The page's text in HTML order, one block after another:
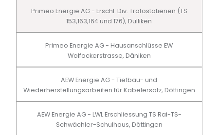
Primeo Energie AG - Erschl. Div. Trafostatienen (TS
153,163,164 und 176), Dulliken
Primeo Energie AG - Hausanschlüsse EW
Wolfackerstrasse, Däniken
AEW Energie AG - Tiefbau- und
Wiederherstellungsarbeiten für Kabelersatz, Döttingen
AEW Energie AG - LWL Erschliessung TS Rai-TS-
Schwächler-Schulhaus, Döttingen